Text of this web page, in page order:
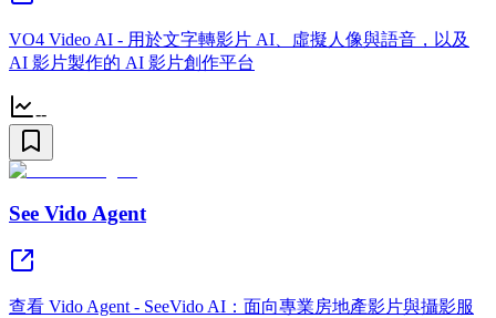
VO4 Video AI - 用於文字轉影片 AI、虛擬人像與語音，以及
AI 影片製作的 AI 影片創作平台
--
See Vido Agent
查看 Vido Agent - SeeVido AI：面向專業房地產影片與攝影服